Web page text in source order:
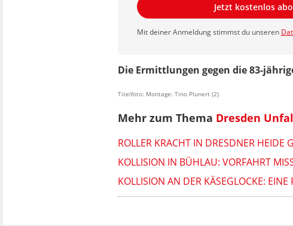
Jetzt kostenlos
Mit deiner Anmeldung stimmst du unseren
Die Ermittlungen gegen die 83-
Titelfoto: Montage: Tino Plunert (2)
Mehr zum Thema Dresden
ROLLER KRACHT IN DRESDNER HEIDE
KOLLISION IN BÜHLAU: VORFAHRT
KOLLISION AN DER KÄSEGLOCKE: EINE